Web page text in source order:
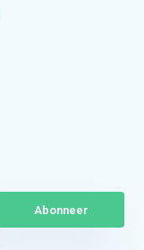
Abonneer